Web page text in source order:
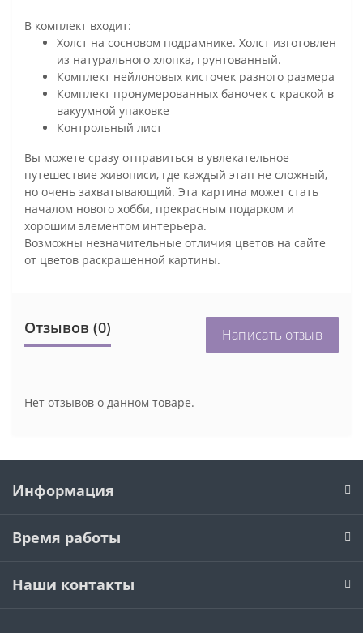
В комплект входит:
Холст на сосновом подрамнике. Холст изготовлен
из натурального хлопка, грунтованный.
Комплект нейлоновых кисточек разного размера
Комплект пронумерованных баночек с краской в
вакуумной упаковке
Контрольный лист
Вы можете сразу отправиться в увлекательное
путешествие живописи, где каждый этап не сложный,
но очень захватывающий. Эта картина может стать
началом нового хобби, прекрасным подарком и
хорошим элементом интерьера.
Возможны незначительные отличия цветов на сайте
от цветов раскрашенной картины.
Отзывов (0) Написать отзыв
Нет отзывов о данном товаре.
Информация
Время работы
Наши контакты